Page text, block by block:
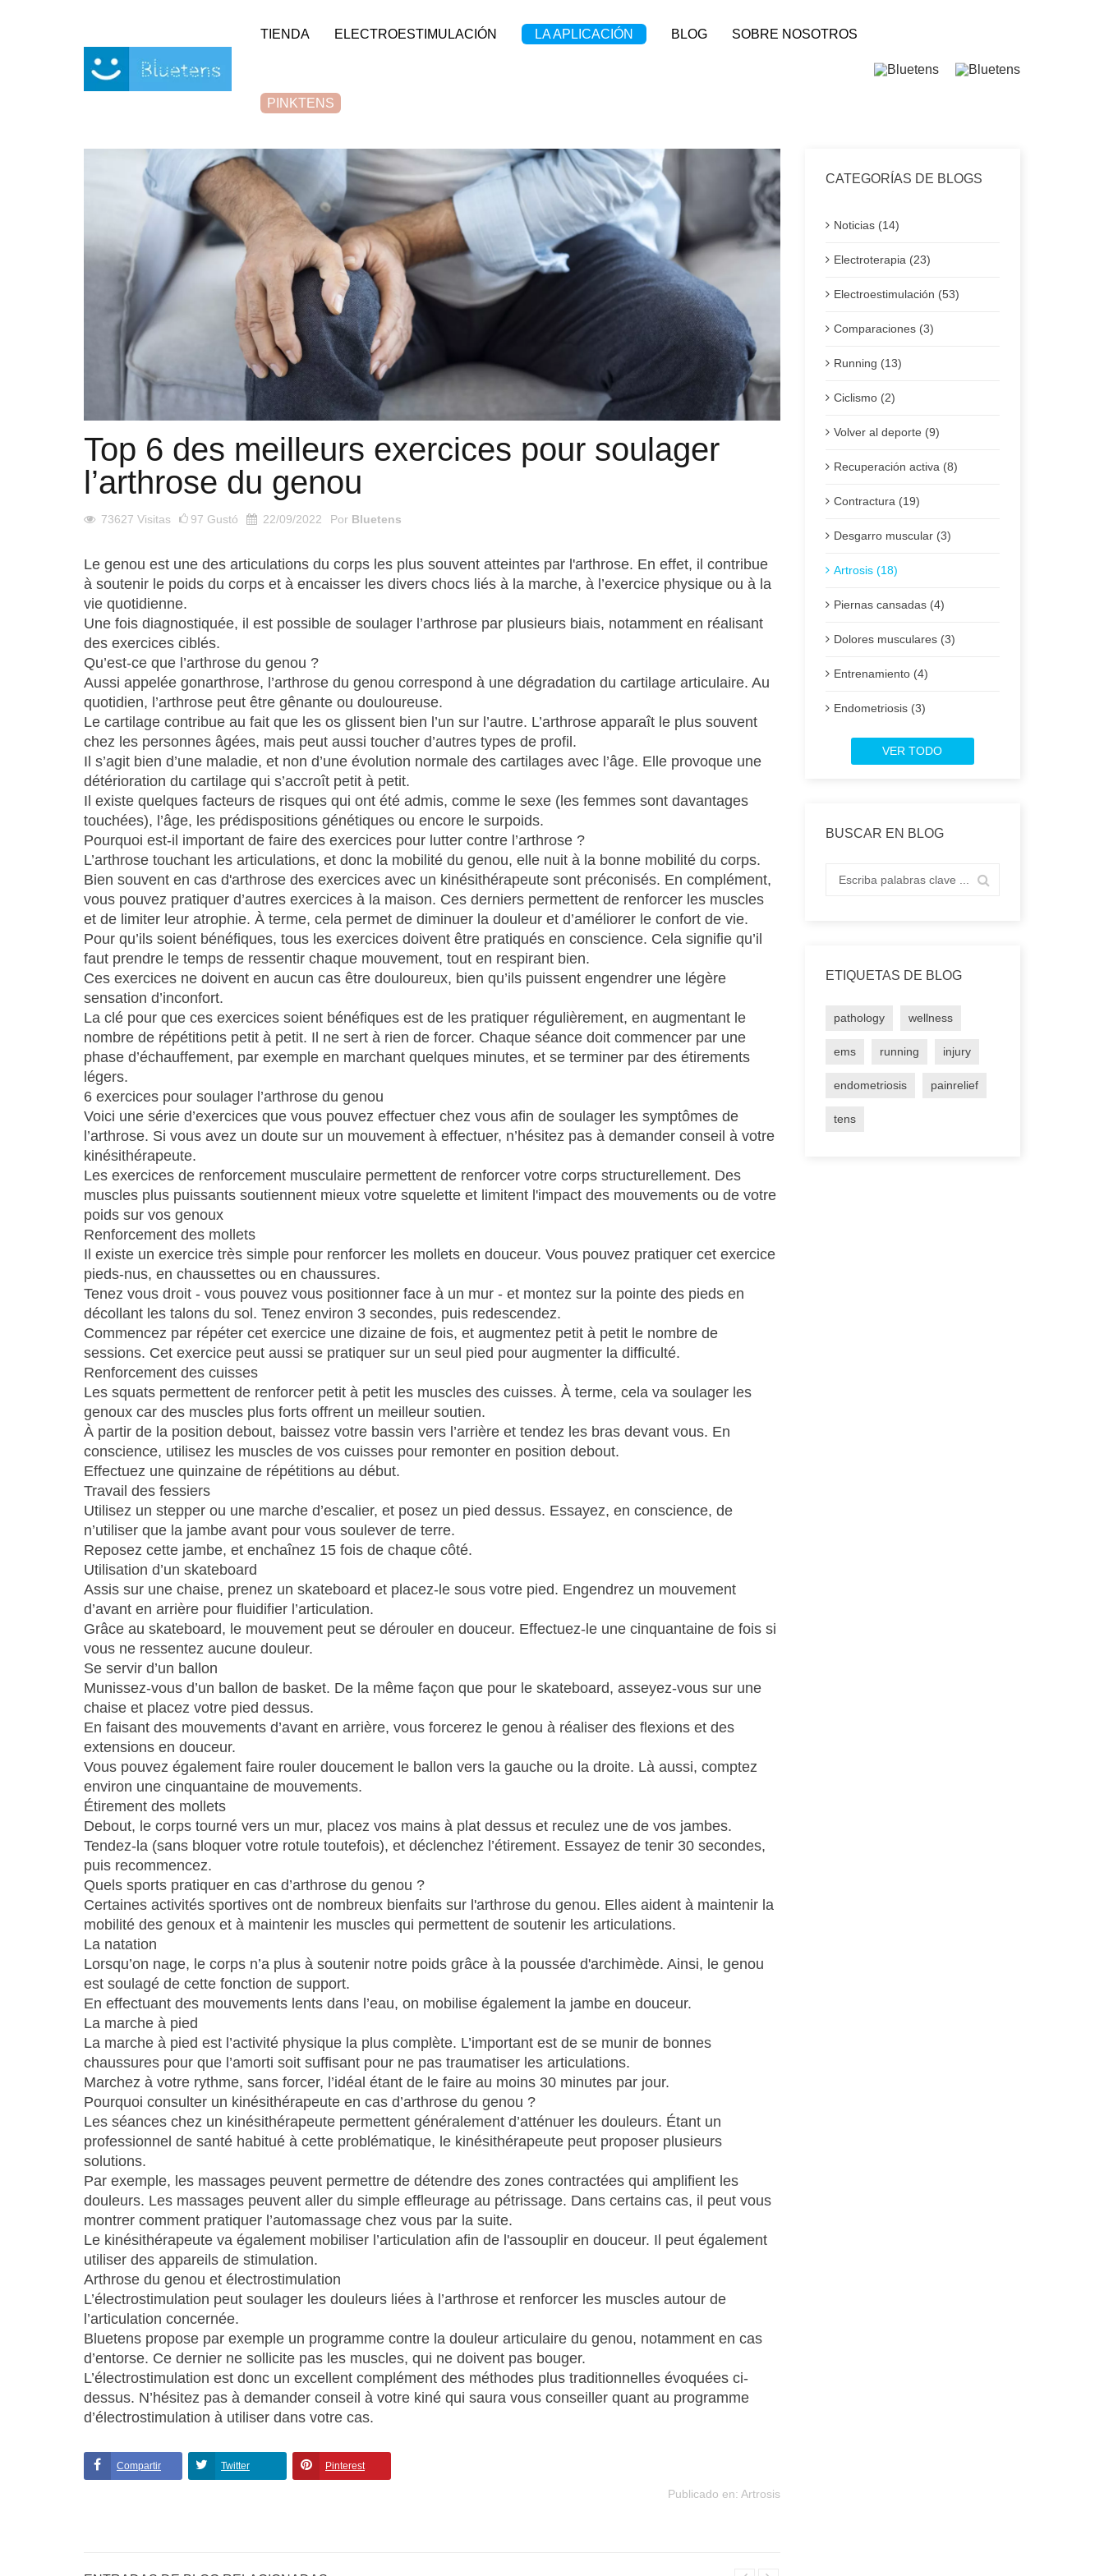
TIENDA ELECTROESTIMULACIÓN LA APLICACIÓN BLOG SOBRE NOSOTROS
PINKTENS
Top 6 des meilleurs exercices pour soulager l’arthrose du genou
Top 6 des meilleurs exercices pour soulager
l’arthrose du genou
73627 Visitas 97 Gustó 22/09/2022 Por Bluetens
Le genou est une des articulations du corps les plus souvent atteintes par l'arthrose. En effet, il contribue
à soutenir le poids du corps et à encaisser les divers chocs liés à la marche, à l’exercice physique ou à la
vie quotidienne.
Une fois diagnostiquée, il est possible de soulager l’arthrose par plusieurs biais, notamment en réalisant
des exercices ciblés.
Qu’est-ce que l’arthrose du genou ?
Aussi appelée gonarthrose, l’arthrose du genou correspond à une dégradation du cartilage articulaire. Au
quotidien, l’arthrose peut être gênante ou douloureuse.
Le cartilage contribue au fait que les os glissent bien l’un sur l’autre. L’arthrose apparaît le plus souvent
chez les personnes âgées, mais peut aussi toucher d’autres types de profil.
Il s’agit bien d’une maladie, et non d’une évolution normale des cartilages avec l’âge. Elle provoque une
détérioration du cartilage qui s’accroît petit à petit.
Il existe quelques facteurs de risques qui ont été admis, comme le sexe (les femmes sont davantages
touchées), l’âge, les prédispositions génétiques ou encore le surpoids.
Pourquoi est-il important de faire des exercices pour lutter contre l’arthrose ?
L’arthrose touchant les articulations, et donc la mobilité du genou, elle nuit à la bonne mobilité du corps.
Bien souvent en cas d'arthrose des exercices avec un kinésithérapeute sont préconisés. En complément,
vous pouvez pratiquer d’autres exercices à la maison. Ces derniers permettent de renforcer les muscles
et de limiter leur atrophie. À terme, cela permet de diminuer la douleur et d’améliorer le confort de vie.
Pour qu’ils soient bénéfiques, tous les exercices doivent être pratiqués en conscience. Cela signifie qu’il
faut prendre le temps de ressentir chaque mouvement, tout en respirant bien.
Ces exercices ne doivent en aucun cas être douloureux, bien qu’ils puissent engendrer une légère
sensation d’inconfort.
La clé pour que ces exercices soient bénéfiques est de les pratiquer régulièrement, en augmentant le
nombre de répétitions petit à petit. Il ne sert à rien de forcer. Chaque séance doit commencer par une
phase d’échauffement, par exemple en marchant quelques minutes, et se terminer par des étirements
légers.
6 exercices pour soulager l’arthrose du genou
Voici une série d’exercices que vous pouvez effectuer chez vous afin de soulager les symptômes de
l’arthrose. Si vous avez un doute sur un mouvement à effectuer, n’hésitez pas à demander conseil à votre
kinésithérapeute.
Les exercices de renforcement musculaire permettent de renforcer votre corps structurellement. Des
muscles plus puissants soutiennent mieux votre squelette et limitent l'impact des mouvements ou de votre
poids sur vos genoux
Renforcement des mollets
Il existe un exercice très simple pour renforcer les mollets en douceur. Vous pouvez pratiquer cet exercice
pieds-nus, en chaussettes ou en chaussures.
Tenez vous droit - vous pouvez vous positionner face à un mur - et montez sur la pointe des pieds en
décollant les talons du sol. Tenez environ 3 secondes, puis redescendez.
Commencez par répéter cet exercice une dizaine de fois, et augmentez petit à petit le nombre de
sessions. Cet exercice peut aussi se pratiquer sur un seul pied pour augmenter la difficulté.
Renforcement des cuisses
Les squats permettent de renforcer petit à petit les muscles des cuisses. À terme, cela va soulager les
genoux car des muscles plus forts offrent un meilleur soutien.
À partir de la position debout, baissez votre bassin vers l’arrière et tendez les bras devant vous. En
conscience, utilisez les muscles de vos cuisses pour remonter en position debout.
Effectuez une quinzaine de répétitions au début.
Travail des fessiers
Utilisez un stepper ou une marche d’escalier, et posez un pied dessus. Essayez, en conscience, de
n’utiliser que la jambe avant pour vous soulever de terre.
Reposez cette jambe, et enchaînez 15 fois de chaque côté.
Utilisation d’un skateboard
Assis sur une chaise, prenez un skateboard et placez-le sous votre pied. Engendrez un mouvement
d’avant en arrière pour fluidifier l’articulation.
Grâce au skateboard, le mouvement peut se dérouler en douceur. Effectuez-le une cinquantaine de fois si
vous ne ressentez aucune douleur.
Se servir d’un ballon
Munissez-vous d’un ballon de basket. De la même façon que pour le skateboard, asseyez-vous sur une
chaise et placez votre pied dessus.
En faisant des mouvements d’avant en arrière, vous forcerez le genou à réaliser des flexions et des
extensions en douceur.
Vous pouvez également faire rouler doucement le ballon vers la gauche ou la droite. Là aussi, comptez
environ une cinquantaine de mouvements.
Étirement des mollets
Debout, le corps tourné vers un mur, placez vos mains à plat dessus et reculez une de vos jambes.
Tendez-la (sans bloquer votre rotule toutefois), et déclenchez l’étirement. Essayez de tenir 30 secondes,
puis recommencez.
Quels sports pratiquer en cas d’arthrose du genou ?
Certaines activités sportives ont de nombreux bienfaits sur l'arthrose du genou. Elles aident à maintenir la
mobilité des genoux et à maintenir les muscles qui permettent de soutenir les articulations.
La natation
Lorsqu’on nage, le corps n’a plus à soutenir notre poids grâce à la poussée d'archimède. Ainsi, le genou
est soulagé de cette fonction de support.
En effectuant des mouvements lents dans l’eau, on mobilise également la jambe en douceur.
La marche à pied
La marche à pied est l’activité physique la plus complète. L’important est de se munir de bonnes
chaussures pour que l’amorti soit suffisant pour ne pas traumatiser les articulations.
Marchez à votre rythme, sans forcer, l’idéal étant de le faire au moins 30 minutes par jour.
Pourquoi consulter un kinésithérapeute en cas d’arthrose du genou ?
Les séances chez un kinésithérapeute permettent généralement d’atténuer les douleurs. Étant un
professionnel de santé habitué à cette problématique, le kinésithérapeute peut proposer plusieurs
solutions.
Par exemple, les massages peuvent permettre de détendre des zones contractées qui amplifient les
douleurs. Les massages peuvent aller du simple effleurage au pétrissage. Dans certains cas, il peut vous
montrer comment pratiquer l’automassage chez vous par la suite.
Le kinésithérapeute va également mobiliser l’articulation afin de l'assouplir en douceur. Il peut également
utiliser des appareils de stimulation.
Arthrose du genou et électrostimulation
L’électrostimulation peut soulager les douleurs liées à l’arthrose et renforcer les muscles autour de
l’articulation concernée.
Bluetens propose par exemple un programme contre la douleur articulaire du genou, notamment en cas
d’entorse. Ce dernier ne sollicite pas les muscles, qui ne doivent pas bouger.
L’électrostimulation est donc un excellent complément des méthodes plus traditionnelles évoquées ci-
dessus. N’hésitez pas à demander conseil à votre kiné qui saura vous conseiller quant au programme
d’électrostimulation à utiliser dans votre cas.
Compartir Twitter Pinterest
Publicado en: Artrosis
CATEGORÍAS DE BLOGS
Noticias (14)
Electroterapia (23)
Electroestimulación (53)
Comparaciones (3)
Running (13)
Ciclismo (2)
Volver al deporte (9)
Recuperación activa (8)
Contractura (19)
Desgarro muscular (3)
Artrosis (18)
Piernas cansadas (4)
Dolores musculares (3)
Entrenamiento (4)
Endometriosis (3)
VER TODO
BUSCAR EN BLOG
ETIQUETAS DE BLOG
pathology wellness
ems running injury
endometriosis painrelief
tens